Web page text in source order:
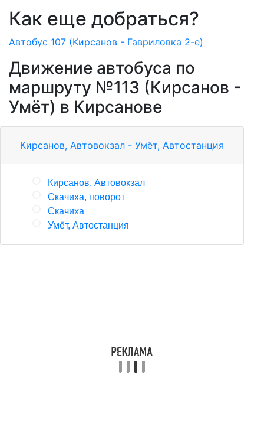
Как еще добраться?
Автобус 107 (Кирсанов - Гавриловка 2-е)
Движение автобуса по
маршруту №113 (Кирсанов -
Умёт) в Кирсанове
Кирсанов, Автовокзал - Умёт, Автостанция
Кирсанов, Автовокзал
Скачиха, поворот
Скачиха
Умёт, Автостанция